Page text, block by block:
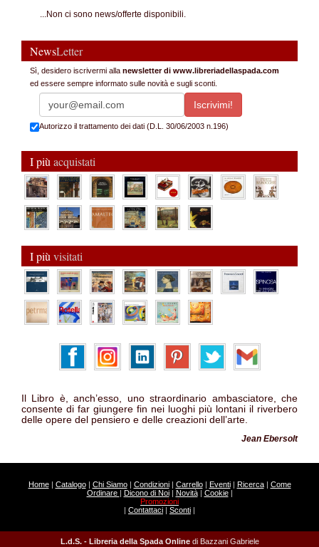
...Non ci sono news/offerte disponibili.
NewsLetter
Sì, desidero iscrivermi alla newsletter di www.libreriadellaspada.com
ed essere sempre informato sulle novità e sugli sconti.
Autorizzo il trattamento dei dati (D.L. 30/06/2003 n.196)
I più acquistati
I più visitati
Il Libro è, anch’esso, uno straordinario ambasciatore, che
consente di far giungere fin nei luoghi più lontani il riverbero
delle opere del pensiero e delle creazioni dell’arte.
Jean Ebersolt
Home| Catalogo| Chi Siamo| Condizioni| Carrello| Eventi| Ricerca| Come
Ordinare | Dicono di Noi| Novità| Cookie|
Promozioni
| Contattaci | Sconti |
L.d.S. - Libreria della Spada Online di Bazzani Gabriele